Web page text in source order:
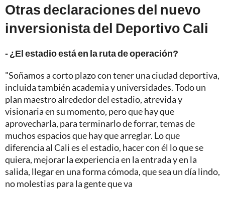
Otras declaraciones del nuevo
inversionista del Deportivo Cali
- ¿El estadio está en la ruta de operación?
"Soñamos a corto plazo con tener una ciudad deportiva,
incluida también academia y universidades. Todo un
plan maestro alrededor del estadio, atrevida y
visionaria en su momento, pero que hay que
aprovecharla, para terminarlo de forrar, temas de
muchos espacios que hay que arreglar. Lo que
diferencia al Cali es el estadio, hacer con él lo que se
quiera, mejorar la experiencia en la entrada y en la
salida, llegar en una forma cómoda, que sea un día lindo,
no molestias para la gente que va